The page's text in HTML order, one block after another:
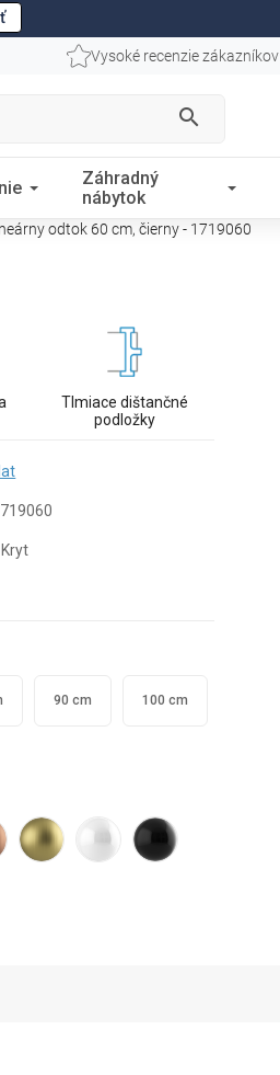
Vysoké recenzie zákazníkov
search
Záhradný
nábytok
odtok 60 cm, čierny - 1719060
Tlmiace dištančné
podložky
Kryt
90 cm 100 cm